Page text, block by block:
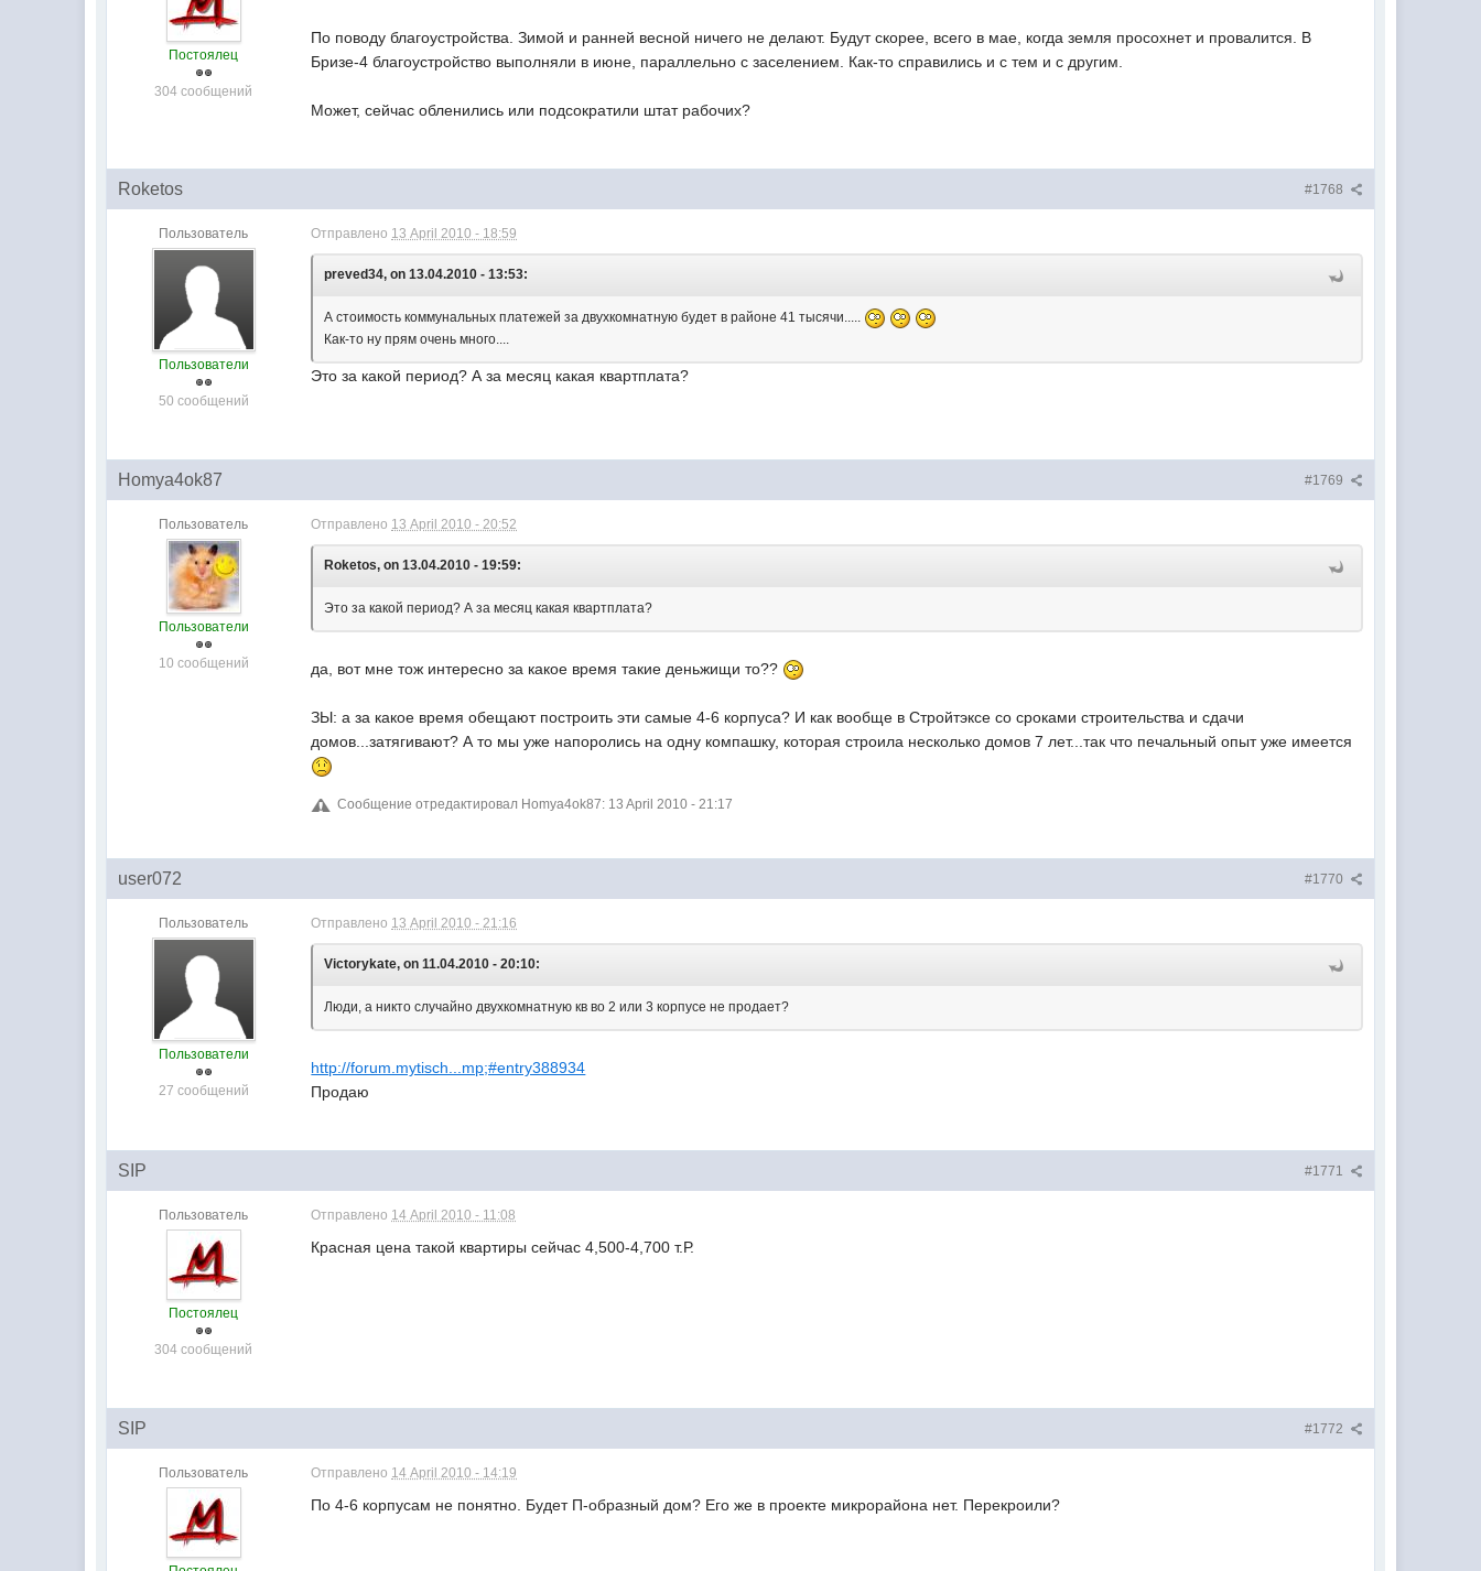
Постоялец
304 сообщений
По поводу благоустройства. Зимой и ранней весной ничего не делают. Будут скорее, всего в мае, когда земля просохнет и провалится. В
Бризе-4 благоустройство выполняли в июне, параллельно с заселением. Как-то справились и с тем и с другим.
Может, сейчас обленились или подсократили штат рабочих?
#1768
Roketos
Пользователь
Пользователи
50 сообщений
Отправлено 13 April 2010 - 18:59
preved34, on 13.04.2010 - 13:53:
А стоимость коммунальных платежей за двухкомнатную будет в районе 41 тысячи.....
Как-то ну прям очень много....
Это за какой период? А за месяц какая квартплата?
#1769
Homya4ok87
Пользователь
Пользователи
10 сообщений
Отправлено 13 April 2010 - 20:52
Roketos, on 13.04.2010 - 19:59:
Это за какой период? А за месяц какая квартплата?
да, вот мне тож интересно за какое время такие деньжищи то??
ЗЫ: а за какое время обещают построить эти самые 4-6 корпуса? И как вообще в Стройтэксе со сроками строительства и сдачи
домов...затягивают? А то мы уже напоролись на одну компашку, которая строила несколько домов 7 лет...так что печальный опыт уже имеется
Сообщение отредактировал Homya4ok87: 13 April 2010 - 21:17
#1770
user072
Пользователь
Пользователи
27 сообщений
Отправлено 13 April 2010 - 21:16
Victorykate, on 11.04.2010 - 20:10:
Люди, а никто случайно двухкомнатную кв во 2 или 3 корпусе не продает?
http://forum.mytisch...mp;#entry388934
Продаю
#1771
SIP
Пользователь
Постоялец
304 сообщений
Отправлено 14 April 2010 - 11:08
Красная цена такой квартиры сейчас 4,500-4,700 т.Р.
#1772
SIP
Пользователь Отправлено 14 April 2010 - 14:19
По 4-6 корпусам не понятно. Будет П-образный дом? Его же в проекте микрорайона нет. Перекроили?